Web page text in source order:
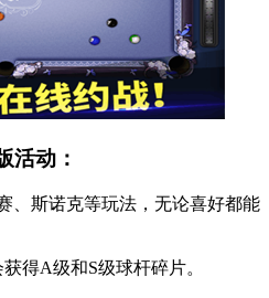
活动：
、斯诺克等玩法，无论喜好都能
得A级和S级球杆碎片。